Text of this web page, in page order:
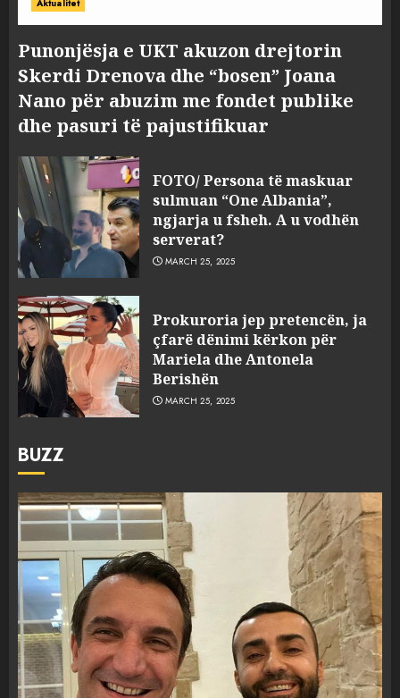
Aktualitet
Punonjësja e UKT akuzon drejtorin
Skerdi Drenova dhe “bosen” Joana
Nano për abuzim me fondet publike
dhe pasuri të pajustifikuar
FOTO/ Persona të maskuar
sulmuan “One Albania”,
ngjarja u fsheh. A u vodhën
serverat?
MARCH 25, 2025
Prokuroria jep pretencën, ja
çfarë dënimi kërkon për
Mariela dhe Antonela
Berishën
MARCH 25, 2025
BUZZ